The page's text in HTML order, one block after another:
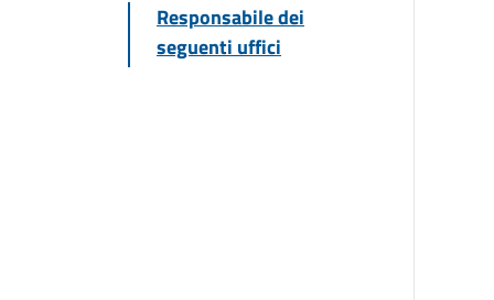
Responsabile dei
seguenti uffici